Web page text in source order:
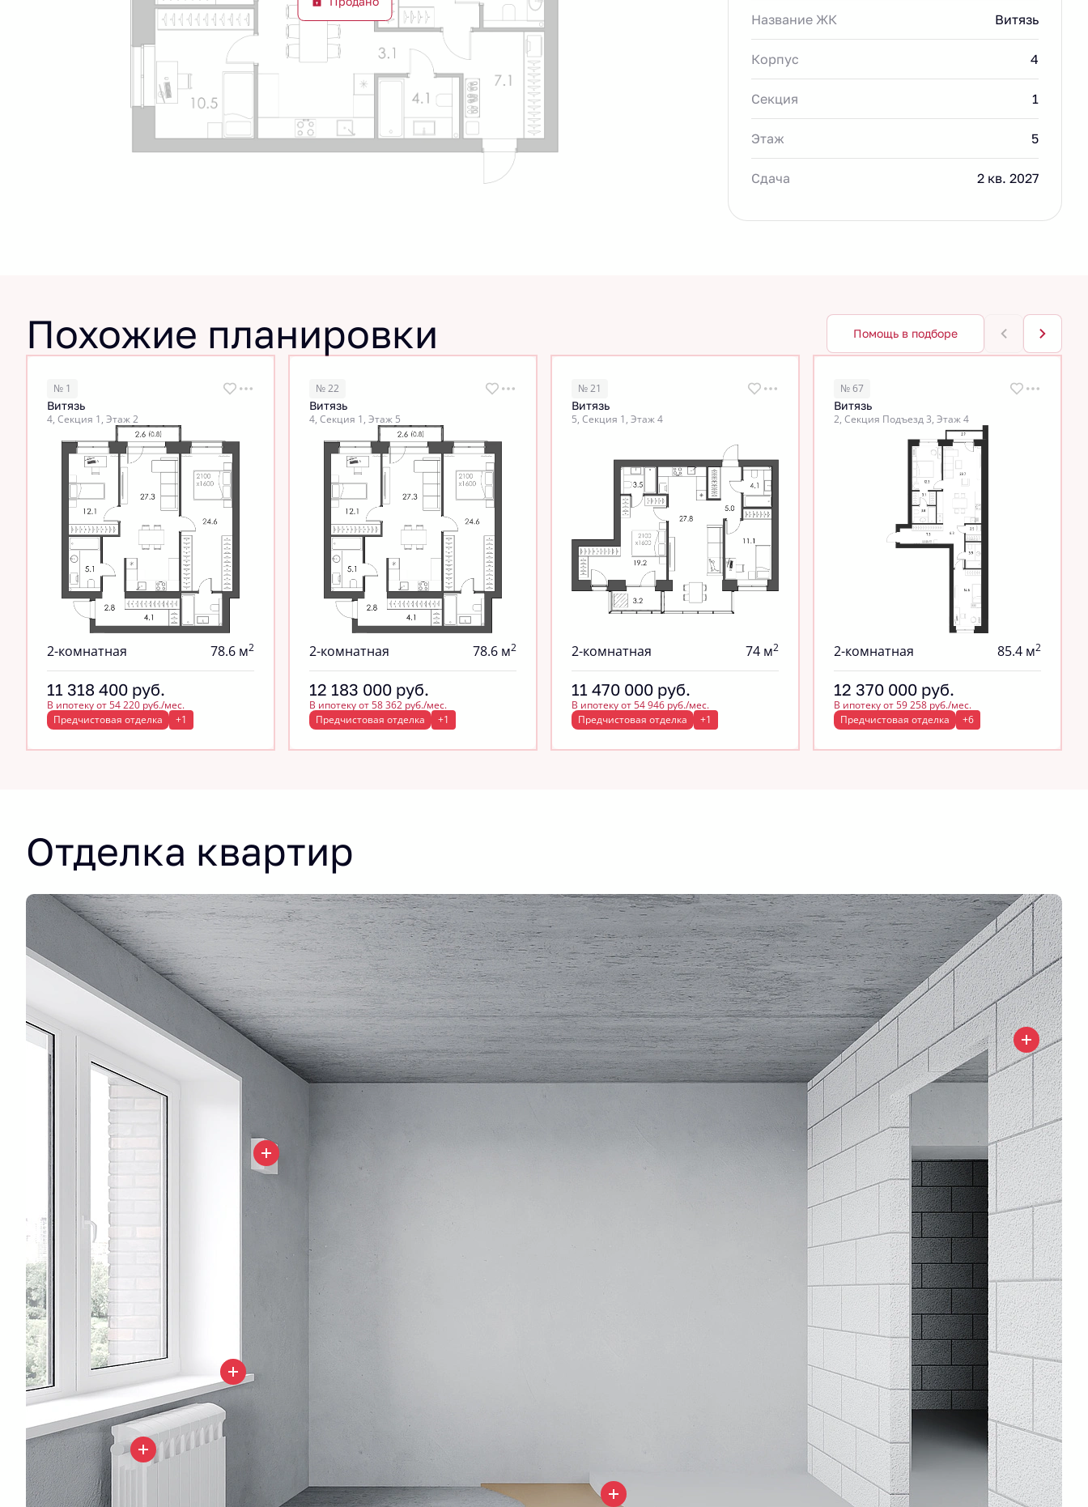
Название ЖК Витязь
Корпус 4
Секция 1
Этаж 5
Сдача 2 кв. 2027
Похожие планировки Помощь в подборе
№ 1
Витязь
4, Секция 1, Этаж 2
2-комнатная 78.6 м2
11 318 400 руб.
В ипотеку от 54 220 руб./мес.
Предчистовая отделка
+1
№ 22
Витязь
4, Секция 1, Этаж 5
2-комнатная 78.6 м2
12 183 000 руб.
В ипотеку от 58 362 руб./мес.
Предчистовая отделка
+1
№ 21
Витязь
5, Секция 1, Этаж 4
2-комнатная 74 м2
11 470 000 руб.
В ипотеку от 54 946 руб./мес.
Предчистовая отделка
+1
№ 67
Витязь
2, Секция Подъезд 3, Этаж 4
2-комнатная 85.4 м2
12 370 000 руб.
В ипотеку от 59 258 руб./мес.
Предчистовая отделка
+6
Отделка квартир